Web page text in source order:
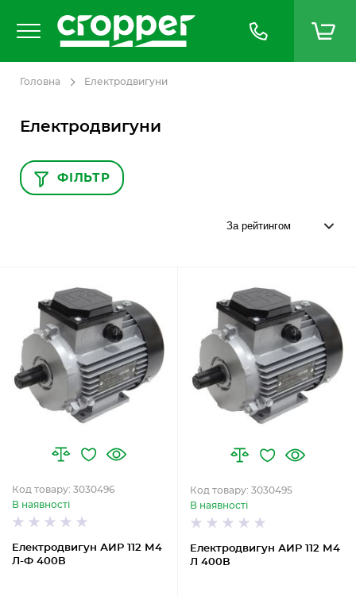
Головна Електродвигуни
Електродвигуни
Електродвигун АИР 112 М4
Л-Ф 400В
Код товару: 3030496
В наявності
Електродвигун АИР 112 М4
Л 400В
Код товару: 3030495
В наявності
ФІЛЬТР